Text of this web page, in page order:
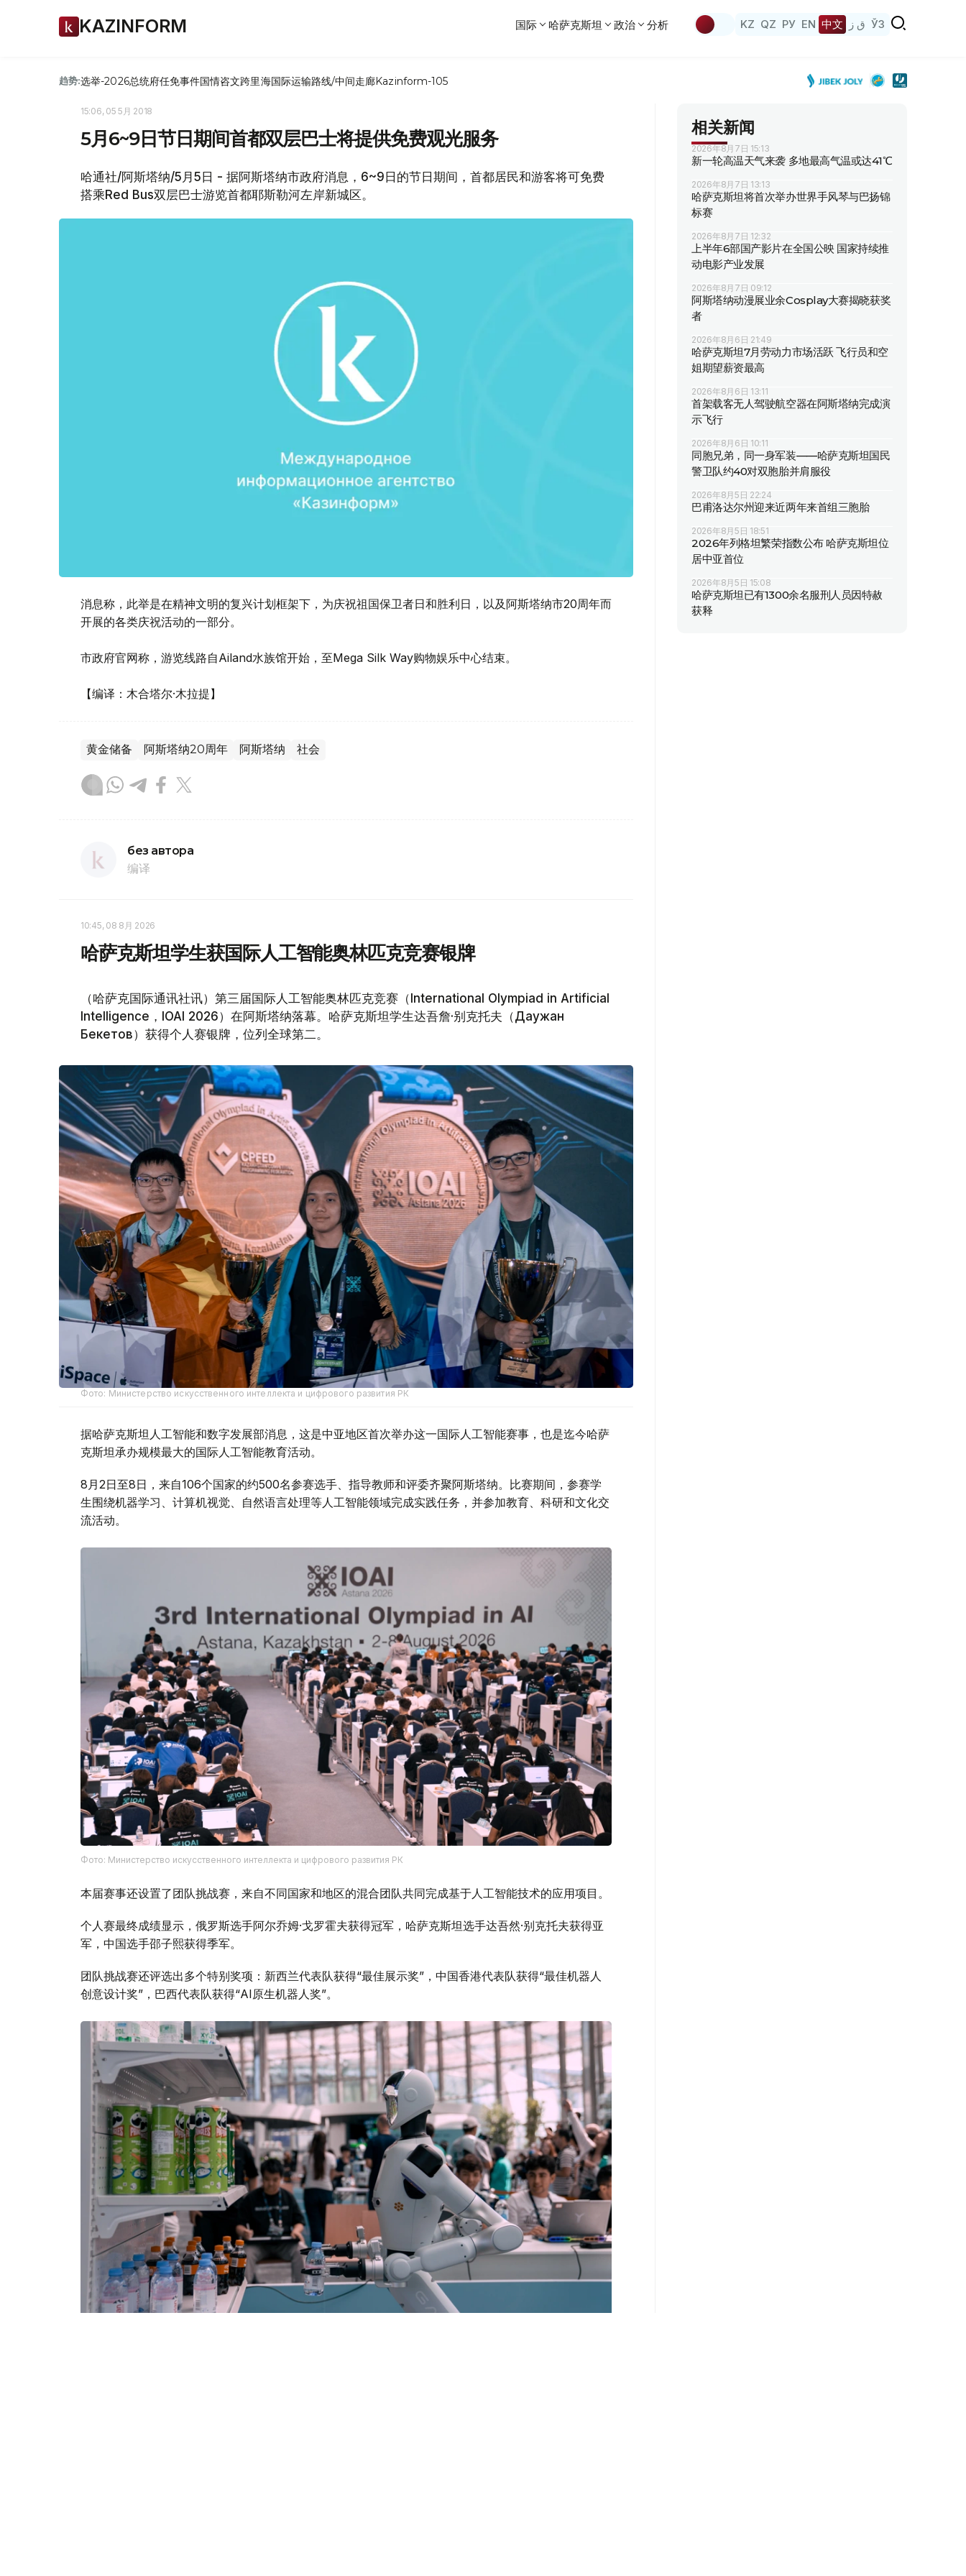
KAZINFORM 国际 哈萨克斯坦 政治 分析 KZ QZ РУ EN 中文 ق ز ЎЗ
趋势:选举-2026总统府任免事件国情咨文跨里海国际运输路线/中间走廊Kazinform-105
15:06, 05 5月 2018
5月6~9日节日期间首都双层巴士将提供免费观光服务
哈通社/阿斯塔纳/5月5日 - 据阿斯塔纳市政府消息，6~9日的节日期间，首都居民和游客将可免费
搭乘Red Bus双层巴士游览首都耶斯勒河左岸新城区。
消息称，此举是在精神文明的复兴计划框架下，为庆祝祖国保卫者日和胜利日，以及阿斯塔纳市20周年而
开展的各类庆祝活动的一部分。
市政府官网称，游览线路自Ailand水族馆开始，至Mega Silk Way购物娱乐中心结束。
【编译：木合塔尔·木拉提】
黄金储备 阿斯塔纳20周年 阿斯塔纳 社会
без автора
编译
10:45, 08 8月 2026
哈萨克斯坦学生获国际人工智能奥林匹克竞赛银牌
（哈萨克国际通讯社讯）第三届国际人工智能奥林匹克竞赛（International Olympiad in Artificial
Intelligence，IOAI 2026）在阿斯塔纳落幕。哈萨克斯坦学生达吾詹·别克托夫（Даужан
Бекетов）获得个人赛银牌，位列全球第二。
Фото: Министерство искусственного интеллекта и цифрового развития РК
据哈萨克斯坦人工智能和数字发展部消息，这是中亚地区首次举办这一国际人工智能赛事，也是迄今哈萨
克斯坦承办规模最大的国际人工智能教育活动。
8月2日至8日，来自106个国家的约500名参赛选手、指导教师和评委齐聚阿斯塔纳。比赛期间，参赛学
生围绕机器学习、计算机视觉、自然语言处理等人工智能领域完成实践任务，并参加教育、科研和文化交
流活动。
Фото: Министерство искусственного интеллекта и цифрового развития РК
本届赛事还设置了团队挑战赛，来自不同国家和地区的混合团队共同完成基于人工智能技术的应用项目。
个人赛最终成绩显示，俄罗斯选手阿尔乔姆·戈罗霍夫获得冠军，哈萨克斯坦选手达吾然·别克托夫获得亚
军，中国选手邵子熙获得季军。
团队挑战赛还评选出多个特别奖项：新西兰代表队获得“最佳展示奖”，中国香港代表队获得“最佳机器人
创意设计奖”，巴西代表队获得“AI原生机器人奖”。
相关新闻
2026年8月7日 15:13
新一轮高温天气来袭 多地最高气温或达41℃
2026年8月7日 13:13
哈萨克斯坦将首次举办世界手风琴与巴扬锦
标赛
2026年8月7日 12:32
上半年6部国产影片在全国公映 国家持续推
动电影产业发展
2026年8月7日 09:12
阿斯塔纳动漫展业余Cosplay大赛揭晓获奖
者
2026年8月6日 21:49
哈萨克斯坦7月劳动力市场活跃 飞行员和空
姐期望薪资最高
2026年8月6日 13:11
首架载客无人驾驶航空器在阿斯塔纳完成演
示飞行
2026年8月6日 10:11
同胞兄弟，同一身军装——哈萨克斯坦国民
警卫队约40对双胞胎并肩服役
2026年8月5日 22:24
巴甫洛达尔州迎来近两年来首组三胞胎
2026年8月5日 18:51
2026年列格坦繁荣指数公布 哈萨克斯坦位
居中亚首位
2026年8月5日 15:08
哈萨克斯坦已有1300余名服刑人员因特赦
获释